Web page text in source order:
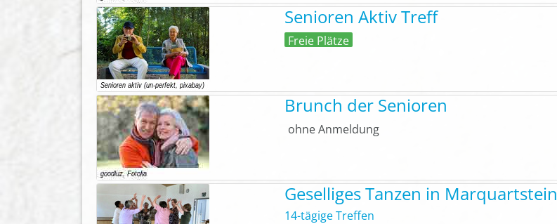
Senioren Aktiv Treff
Freie Plätze
Brunch der Senioren
ohne Anmeldung
Geselliges Tanzen in Marquartstein
14-tägige Treffen